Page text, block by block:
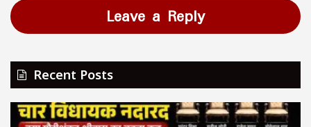
Leave a Reply
Recent Posts